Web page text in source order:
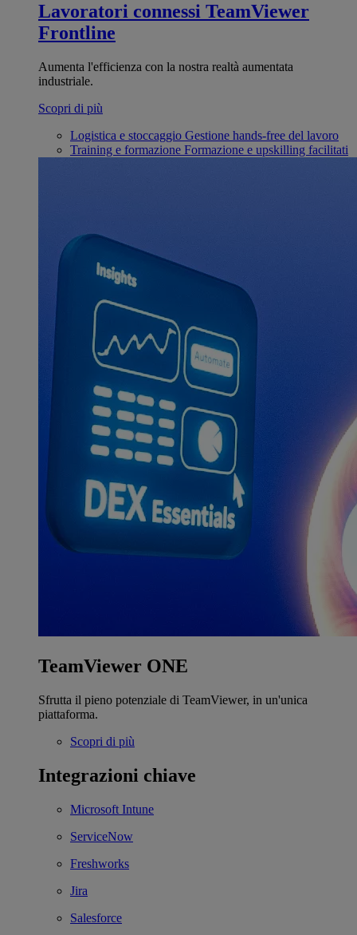
Lavoratori connessi TeamViewer
Frontline
Aumenta l'efficienza con la nostra realtà aumentata
industriale.
Scopri di più
Logistica e stoccaggio Gestione hands-free del lavoro
Training e formazione Formazione e upskilling facilitati
TeamViewer ONE
Sfrutta il pieno potenziale di TeamViewer, in un'unica
piattaforma.
Scopri di più
Integrazioni chiave
Microsoft Intune
ServiceNow
Freshworks
Jira
Salesforce